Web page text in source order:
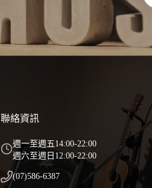
聯絡資訊
週一至週五14:00-22:00
週六至週日12:00-22:00
(07)586-6387